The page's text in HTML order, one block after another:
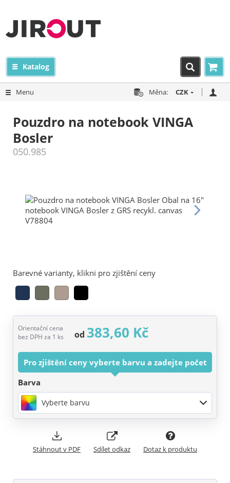
Katalog
Menu Měna: CZK
Pouzdro na notebook VINGA
Bosler
050.985
Barevné varianty, klikni pro zjištění ceny
Orientační cena
bez DPH za 1 ks
od 383,60 Kč
Pro zjištění ceny vyberte barvu a zadejte počet
Barva
Vyberte barvu
Stáhnout v PDF Sdílet odkaz Dotaz k produktu